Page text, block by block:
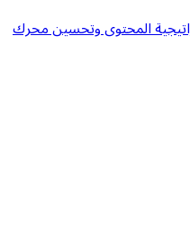
المحتوى وتحسين محرك